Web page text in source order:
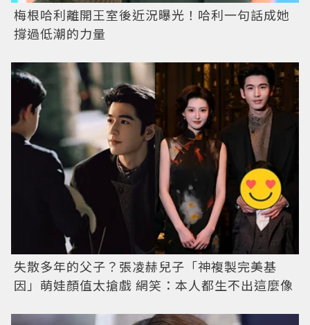
梅根哈利離開王室後近況曝光！哈利一句話成她
撐過低潮的力量
失散多年的父子？張凌赫兒子「神複製完美基
因」萌娃顏值太搶戲 網笑：本人都生不出這麼像